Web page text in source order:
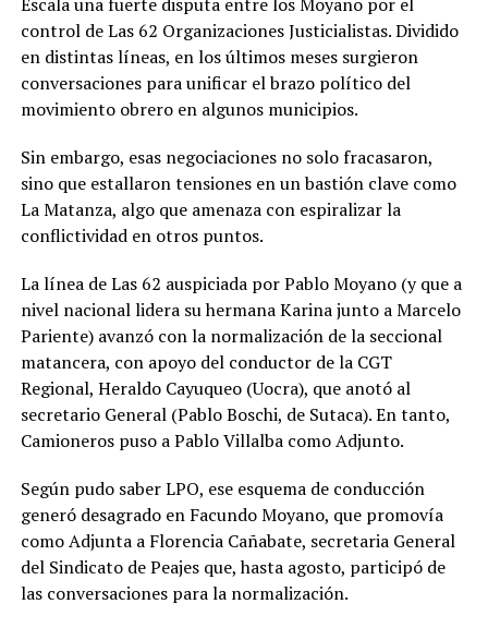
control de Las 62 Organizaciones Justicialistas. Dividido
en distintas líneas, en los últimos meses surgieron
conversaciones para unificar el brazo político del
movimiento obrero en algunos municipios.
Sin embargo, esas negociaciones no solo fracasaron,
sino que estallaron tensiones en un bastión clave como
La Matanza, algo que amenaza con espiralizar la
conflictividad en otros puntos.
La línea de Las 62 auspiciada por Pablo Moyano (y que a
nivel nacional lidera su hermana Karina junto a Marcelo
Pariente) avanzó con la normalización de la seccional
matancera, con apoyo del conductor de la CGT
Regional, Heraldo Cayuqueo (Uocra), que anotó al
secretario General (Pablo Boschi, de Sutaca). En tanto,
Camioneros puso a Pablo Villalba como Adjunto.
Según pudo saber LPO, ese esquema de conducción
generó desagrado en Facundo Moyano, que promovía
como Adjunta a Florencia Cañabate, secretaria General
del Sindicato de Peajes que, hasta agosto, participó de
las conversaciones para la normalización.